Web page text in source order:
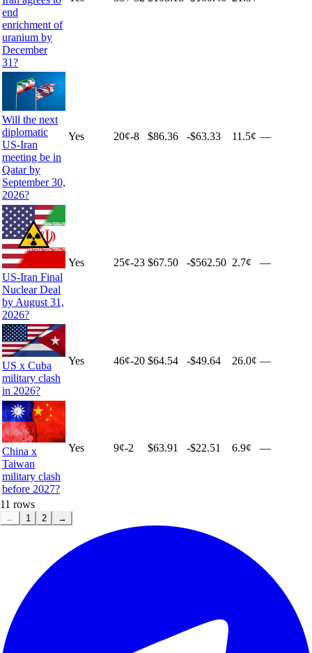
end
enrichment of
uranium by
December
31?
Will the next
diplomatic
US-Iran
meeting be in
Qatar by
September 30,
2026?
Yes 20¢-8 $86.36 -$63.33 11.5¢ —
US-Iran Final
Nuclear Deal
by August 31,
2026?
Yes 25¢-23 $67.50 -$562.50 2.7¢ —
US x Cuba
military clash
in 2026?
Yes 46¢-20 $64.54 -$49.64 26.0¢ —
China x
Taiwan
military clash
before 2027?
Yes 9¢-2 $63.91 -$22.51 6.9¢ —
11 rows
← 1 2 →